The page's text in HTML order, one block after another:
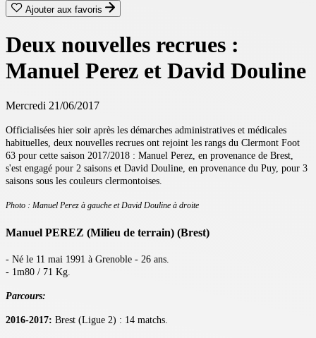
Ajouter aux favoris
Deux nouvelles recrues :
Manuel Perez et David Douline
Mercredi 21/06/2017
Officialisées hier soir après les démarches administratives et médicales
habituelles, deux nouvelles recrues ont rejoint les rangs du Clermont Foot
63 pour cette saison 2017/2018 : Manuel Perez, en provenance de Brest,
s'est engagé pour 2 saisons et David Douline, en provenance du Puy, pour 3
saisons sous les couleurs clermontoises.
Photo : Manuel Perez à gauche et David Douline à droite
Manuel PEREZ (Milieu de terrain) (Brest)
- Né le 11 mai 1991 à Grenoble - 26 ans.
- 1m80 / 71 Kg.
Parcours:
2016-2017: Brest (Ligue 2) : 14 matchs.